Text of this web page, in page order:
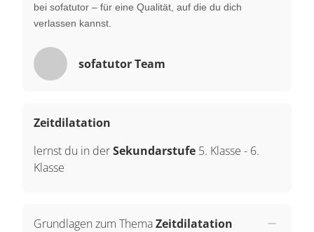
bei sofatutor – für eine Qualität, auf die du dich
verlassen kannst.
sofatutor Team
Zeitdilatation
lernst du in derSekundarstufe 5. Klasse - 6.
Klasse
Grundlagen zum ThemaZeitdilatation